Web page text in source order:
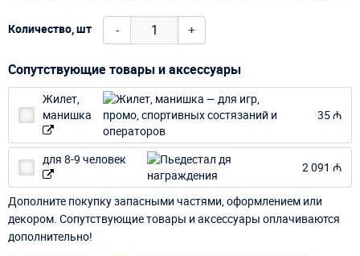
Количество, шт - +
Сопутствующие товары и аксессуары
Жилет,
манишка
35 ₼
для 8-9 человек
2 091 ₼
Дополните покупку запасными частями, оформлением или
декором. Сопутствующие товары и аксессуары оплачиваются
дополнительно!